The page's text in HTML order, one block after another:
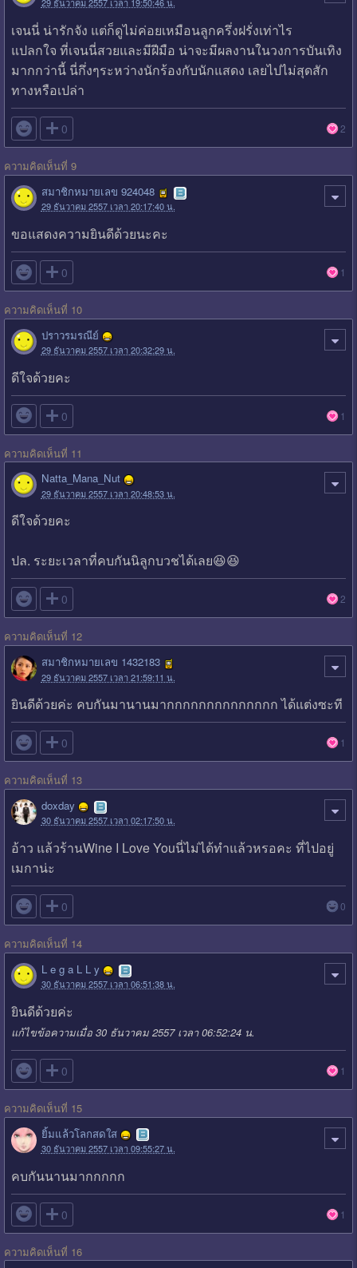
29 ธันวาคม 2557 เวลา 19:50:46 น.
เจนนี่ น่ารักจัง แต่ก็ดูไม่ค่อยเหมือนลูกครึ่งฝรั่งเท่าไร
แปลกใจ ที่เจนนี่สวยและมีฝีมือ น่าจะมีผลงานในวงการบันเทิง
มากกว่านี้ นี่กึ่งๆระหว่างนักร้องกับนักแสดง เลยไปไม่สุดสัก
ทางหรือเปล่า
 0 2
ความคิดเห็นที่ 9
สมาชิกหมายเลข 924048
29 ธันวาคม 2557 เวลา 20:17:40 น.
ขอแสดงความยินดีด้วยนะคะ
 0 1
ความคิดเห็นที่ 10
ปราวรมรณีย์
29 ธันวาคม 2557 เวลา 20:32:29 น.
ดีใจด้วยคะ
 0 1
ความคิดเห็นที่ 11
Natta_Mana_Nut
29 ธันวาคม 2557 เวลา 20:48:53 น.
ดีใจด้วยคะ
ปล. ระยะเวลาที่คบกันนิลูกบวชได้เลย😆😆
 0 2
ความคิดเห็นที่ 12
สมาชิกหมายเลข 1432183
29 ธันวาคม 2557 เวลา 21:59:11 น.
ยินดีด้วยค่ะ คบกันมานานมากกกกกกกกกกกกกก ได้แต่งซะที
 0 1
ความคิดเห็นที่ 13
doxday
30 ธันวาคม 2557 เวลา 02:17:50 น.
อ้าว แล้วร้านWine I Love Youนี่ไม่ได้ทำแล้วหรอคะ ที่ไปอยู่
เมกาน่ะ
 0 0
ความคิดเห็นที่ 14
L e g a L L y
30 ธันวาคม 2557 เวลา 06:51:38 น.
ยินดีด้วยค่ะ
แก้ไขข้อความเมื่อ 30 ธันวาคม 2557 เวลา 06:52:24 น.
 0 1
ความคิดเห็นที่ 15
ยิ้มแล้วโลกสดใส
30 ธันวาคม 2557 เวลา 09:55:27 น.
คบกันนานมากกกกก
 0 1
ความคิดเห็นที่ 16